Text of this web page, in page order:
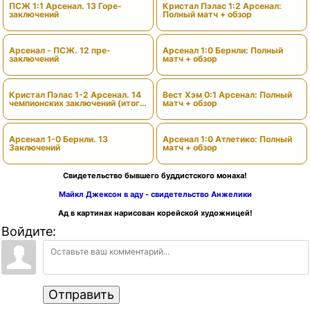
ПСЖ 1:1 Арсенал. 13 Горе-
заключений
Арсенал - ПСЖ. 12 пре-
заключений
Кристал Пэлас 1-2 Арсенал. 14
чемпионских заключений (итоги
Арсенал 1-0 Бернли. 13
Заключений
Кристал Пэлас 1:2 Арсенал:
Полный матч + обзор
Арсенал 1:0 Бернли: Полный
матч + обзор
Вест Хэм 0:1 Арсенал: Полный
матч + обзор
Арсенал 1:0 Атлетико: Полный
матч + обзор
Свидетельство бывшего буддистского монаха!
Майкл Джексон в аду - свидетельство Анжелики
Ад в картинах нарисован корейской художницей!
Войдите:
Отправить